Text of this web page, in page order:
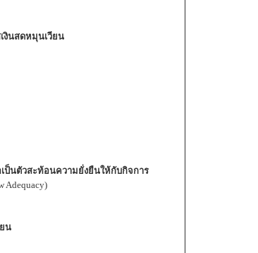
งินสดหมุนเวียน
เป็นตัวสะท้อนความยั่งยืนให้กับกิจการ
Adequacy)
น